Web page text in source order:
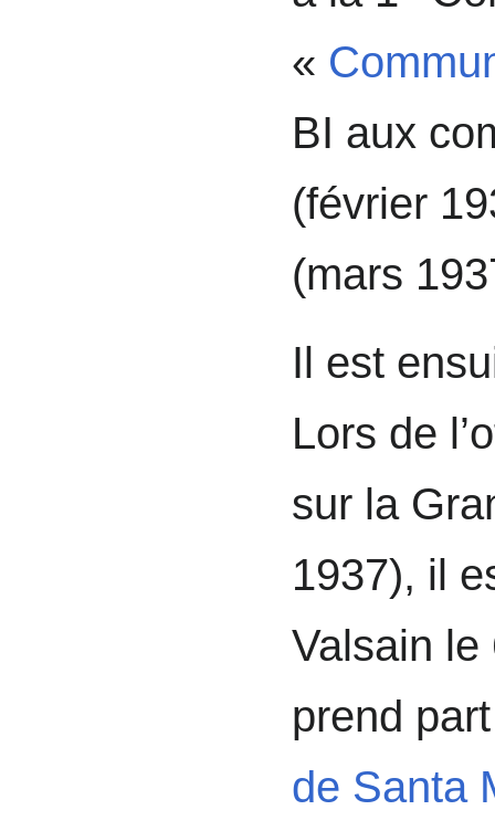
«
BI aux
(février
(mars
Il est
Lors de
sur la
1937), il
Valsain le
prend
de Santa